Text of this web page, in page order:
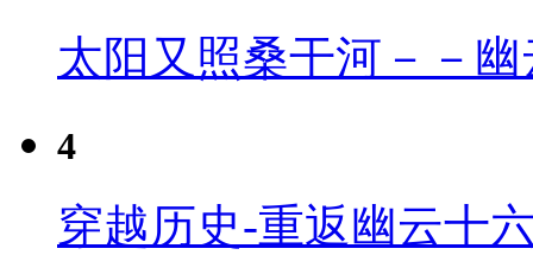
太阳又照桑干河－－
4
穿越历史-重返幽云十